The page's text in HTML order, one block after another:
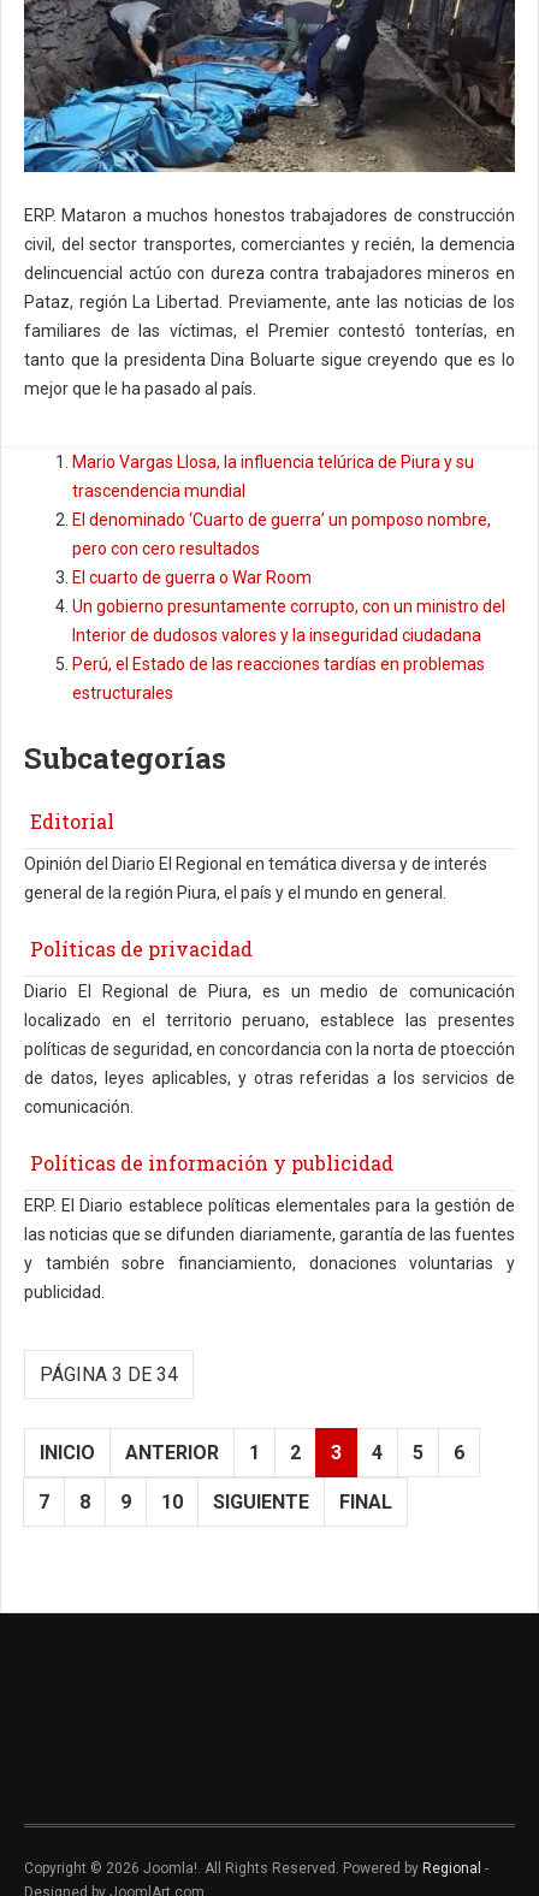
ERP. Mataron a muchos honestos trabajadores de construcción
civil, del sector transportes, comerciantes y recién, la demencia
delincuencial actúo con dureza contra trabajadores mineros en
Pataz, región La Libertad. Previamente, ante las noticias de los
familiares de las víctimas, el Premier contestó tonterías, en
tanto que la presidenta Dina Boluarte sigue creyendo que es lo
mejor que le ha pasado al país.
Mario Vargas Llosa, la influencia telúrica de Piura y su
trascendencia mundial
El denominado ‘Cuarto de guerra’ un pomposo nombre,
pero con cero resultados
El cuarto de guerra o War Room
Un gobierno presuntamente corrupto, con un ministro del
Interior de dudosos valores y la inseguridad ciudadana
Perú, el Estado de las reacciones tardías en problemas
estructurales
Subcategorías
Editorial
Opinión del Diario El Regional en temática diversa y de interés
general de la región Piura, el país y el mundo en general.
Políticas de privacidad
Diario El Regional de Piura, es un medio de comunicación
localizado en el territorio peruano, establece las presentes
políticas de seguridad, en concordancia con la norta de ptoección
de datos, leyes aplicables, y otras referidas a los servicios de
comunicación.
Políticas de información y publicidad
ERP. El Diario establece políticas elementales para la gestión de
las noticias que se difunden diariamente, garantía de las fuentes
y también sobre financiamiento, donaciones voluntarias y
publicidad.
PÁGINA 3 DE 34
INICIO ANTERIOR 1 2 3 4 5 6
7 8 9 10 SIGUIENTE FINAL
Copyright © 2026 Joomla!. All Rights Reserved. Powered by Regional -
Designed by JoomlArt.com.